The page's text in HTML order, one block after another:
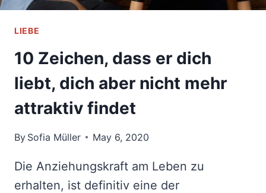
LIEBE
10 Zeichen, dass er dich
liebt, dich aber nicht mehr
attraktiv findet
By Sofia Müller May 6, 2020
Die Anziehungskraft am Leben zu
erhalten, ist definitiv eine der